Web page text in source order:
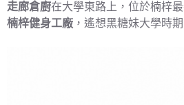
走廊倉廚在大學東路上，位於楠梓
楠梓健身工廠 ，遙想黑糖妹大學時